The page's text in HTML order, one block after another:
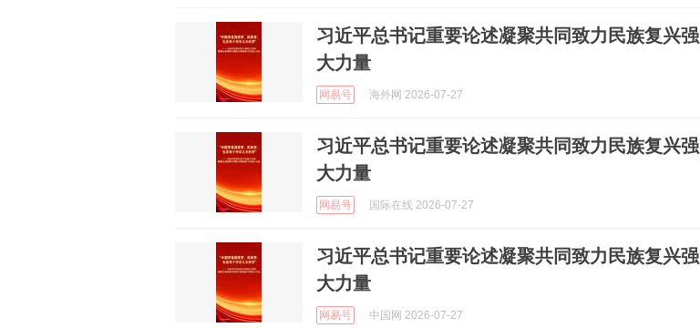
习近平总书记重要论述凝聚共同致力民族复兴强
大力量
网易号 海外网 2026-07-27
习近平总书记重要论述凝聚共同致力民族复兴强
大力量
网易号 国际在线 2026-07-27
习近平总书记重要论述凝聚共同致力民族复兴强
大力量
网易号 中国网 2026-07-27